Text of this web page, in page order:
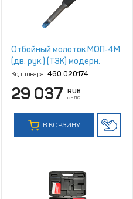
Отбойный молоток МОП‑4М
(дв. рук.) (ТЗК) модерн.
Код товара: 460.020174
29 037 RUB
с НДС
В КОРЗИНУ